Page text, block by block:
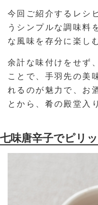
今回ご紹介するレシ
うシンプルな調味料
な風味を存分に楽し
余計な味付けをせず
ことで、手羽先の美
れるのが魅力で、お
とから、肴の殿堂入
七味唐辛子でピリ